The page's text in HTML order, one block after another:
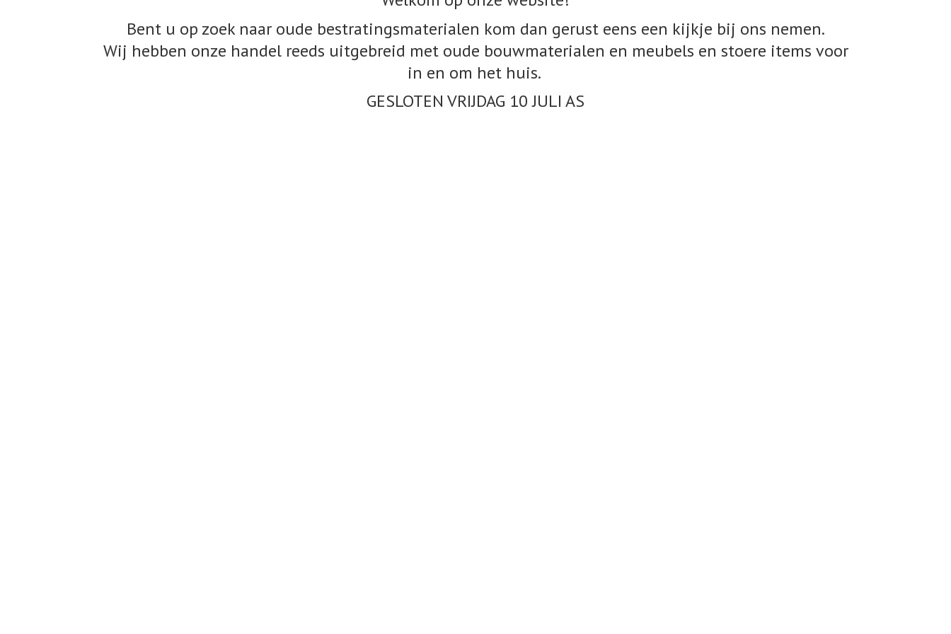
Bent u op zoek naar oude bestratingsmaterialen kom dan gerust eens een kijkje bij ons nemen.
Wij hebben onze handel reeds uitgebreid met oude bouwmaterialen en meubels en stoere items voor
in en om het huis.
GESLOTEN VRIJDAG 10JULI AS